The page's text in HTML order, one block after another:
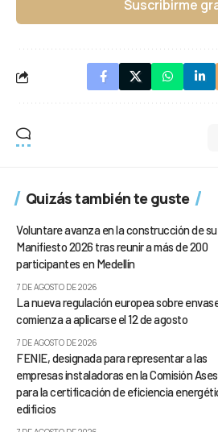
Suscribirme
Quizás también te guste
Voluntare avanza en la construcción de su
Manifiesto 2026 tras reunir a más de 200
participantes en Medellín
7 DE AGOSTO DE 2026
La nueva regulación europea sobre
comienza a aplicarse el 12 de agosto
7 DE AGOSTO DE 2026
FENIE, designada para representar a las
empresas instaladoras en la Comisión
para la certificación de eficiencia
edificios